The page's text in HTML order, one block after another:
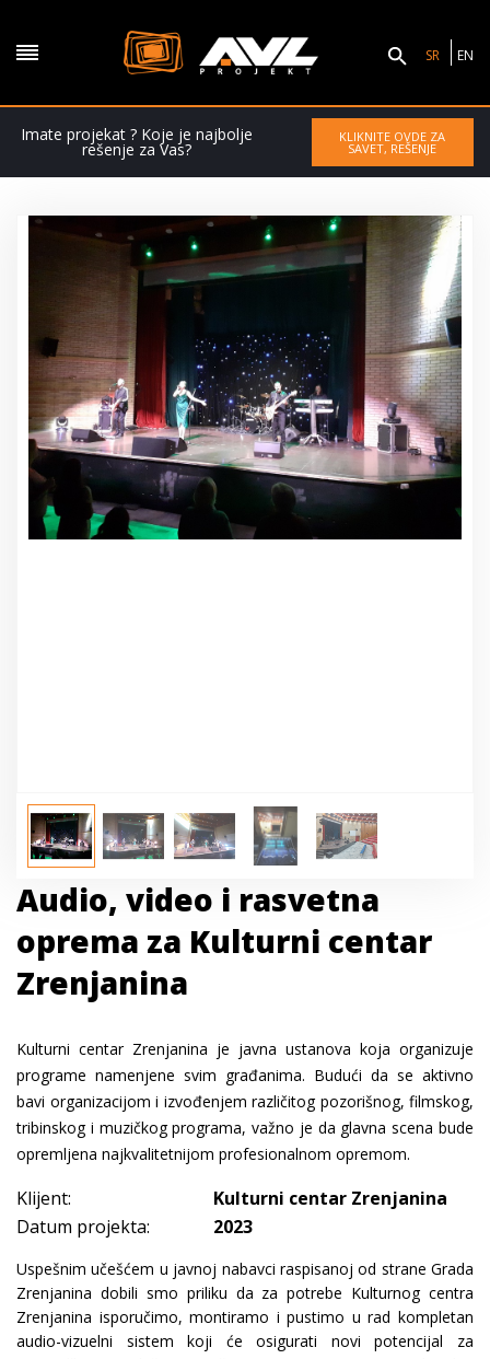
SR EN
Imate projekat ? Koje je najbolje
rešenje za Vas?
KLIKNITE OVDE ZA
SAVET, REŠENJE
Audio, video i rasvetna
oprema za Kulturni centar
Zrenjanina
Kulturni centar Zrenjanina je javna ustanova koja organizuje
programe namenjene svim građanima. Budući da se aktivno
bavi organizacijom i izvođenjem različitog pozorišnog, filmskog,
tribinskog i muzičkog programa, važno je da glavna scena bude
opremljena najkvalitetnijom profesionalnom opremom.
Klijent:
Kulturni centar Zrenjanina
Datum projekta:
2023
Uspešnim učešćem u javnoj nabavci raspisanoj od strane Grada
Zrenjanina dobili smo priliku da za potrebe Kulturnog centra
Zrenjanina isporučimo, montiramo i pustimo u rad kompletan
audio-vizuelni sistem koji će osigurati novi potencijal za